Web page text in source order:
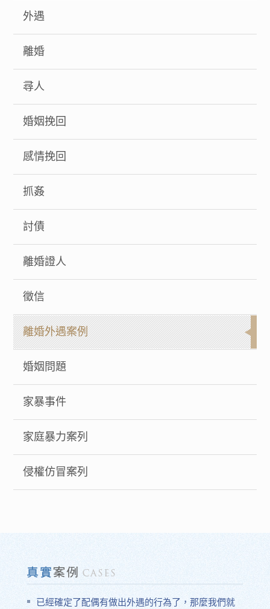
外遇
離婚
尋人
婚姻挽回
感情挽回
抓姦
討債
離婚證人
徵信
離婚外遇案例
婚姻問題
家暴事件
家庭暴力案列
侵權仿冒案列
已經確定了配偶有做出外遇的行為了，那麼我們就